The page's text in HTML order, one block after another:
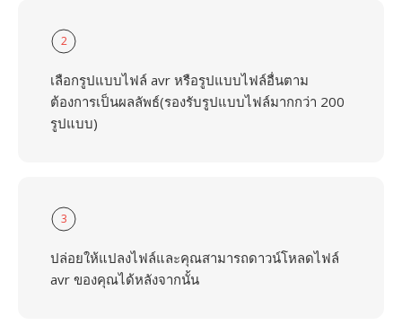
2
เลือกรูปแบบไฟล์ avr หรือรูปแบบไฟล์อื่นตาม
ต้องการเป็นผลลัพธ์(รองรับรูปแบบไฟล์มากกว่า 200
รูปแบบ)
3
ปล่อยให้แปลงไฟล์และคุณสามารถดาวน์โหลดไฟล์
avr ของคุณได้หลังจากนั้น